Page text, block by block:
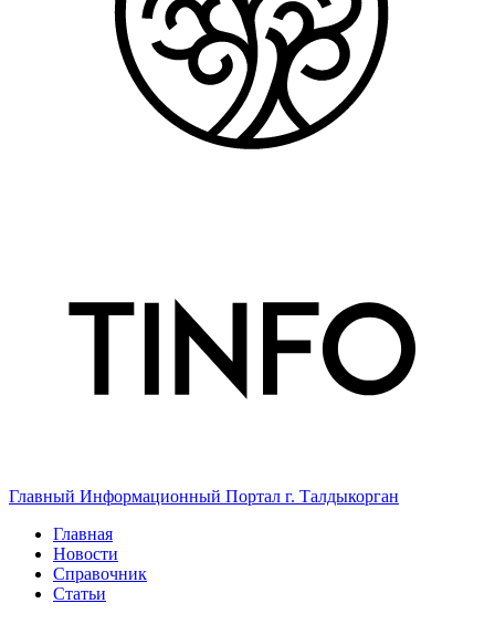
Главный Информационный Портал г. Талдыкорган
Главная
Новости
Справочник
Статьи